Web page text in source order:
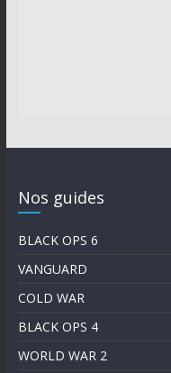
Nos guides
BLACK OPS 6
VANGUARD
COLD WAR
BLACK OPS 4
WORLD WAR 2